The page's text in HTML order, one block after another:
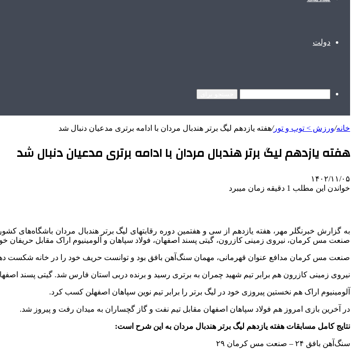
دولت
خانه/ورزش > توپ و تور/هفته یازدهم لیگ برتر هندبال مردان با ادامه برتری مدعیان دنبال شد
هفته یازدهم لیگ برتر هندبال مردان با ادامه برتری مدعیان دنبال شد
۱۴۰۲/۱۱/۰۵
خواندن این مطلب 1 دقیقه زمان میبرد
صنعت مس کرمان، نیروی زمینی کازرون، گیتی پسند اصفهان، فولاد سپاهان و آلومینیوم اراک مقابل حریفان
صنعت مس کرمان مدافع عنوان قهرمانی، مهمان سنگ‌آهن بافق بود و توانست حریف خود را در خانه شکست
نیروی زمینی کازرون هم برابر تیم شهید چمران به برتری رسید و برنده دربی استان فارس شد. گیتی پسند
آلومینیوم اراک هم نخستین پیروزی خود در لیگ برتر را برابر تیم نوین سپاهان اصفهلن کسب کرد.
در آخرین بازی امروز هم فولاد سپاهان اصفهان مقابل تیم نفت و گاز گچساران به میدان رفت و پیروز شد.
نتایج کامل مسابقات هفته یازدهم لیگ برتر هندبال مردان به این شرح است:
سنگ‌آهن بافق ۲۴ – صنعت مس کرمان ۲۹